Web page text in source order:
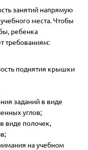
занятий напрямую
места. Чтобы
ребенка
требованиям:
поднятия крышки
заданий в виде
углов;
виде полочек,
на учебном